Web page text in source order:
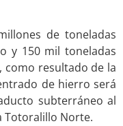
de toneladas
y 150 mil toneladas
como resultado de la
de hierro será
subterráneo al
Totoralillo Norte.